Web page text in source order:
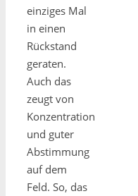
einziges Mal
in einen
Rückstand
geraten.
Auch das
zeugt von
Konzentration
und guter
Abstimmung
auf dem
Feld. So, das